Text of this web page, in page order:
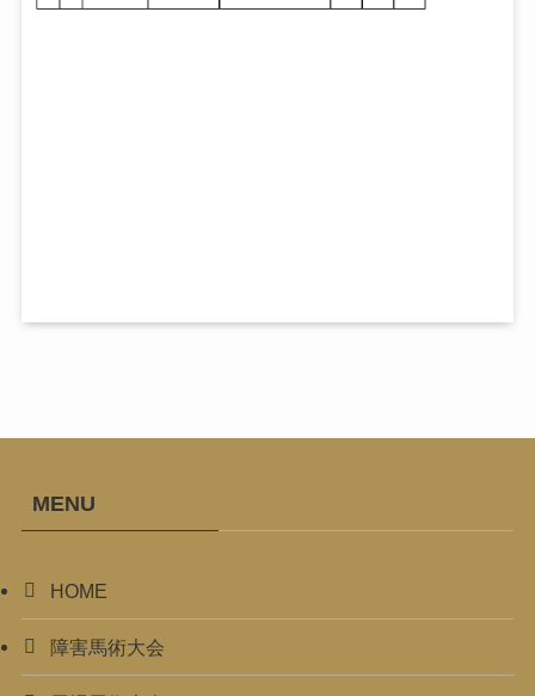
MENU
HOME
障害馬術大会